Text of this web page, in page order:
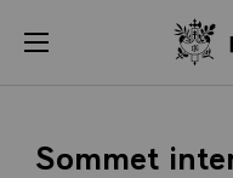
menu
Sommet
Panneau de gestion des